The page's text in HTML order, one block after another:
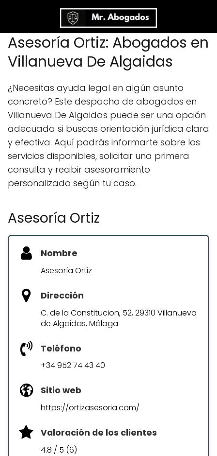
Asesoría Ortiz: Abogados en
Villanueva De Algaidas
¿Necesitas ayuda legal en algún asunto
concreto? Este despacho de abogados en
Villanueva De Algaidas puede ser una opción
adecuada si buscas orientación jurídica clara
y efectiva. Aquí podrás informarte sobre los
servicios disponibles, solicitar una primera
consulta y recibir asesoramiento
personalizado según tu caso.
Asesoría Ortiz
Nombre
Asesoría Ortiz
Dirección
C. de la Constitucion, 52, 29310 Villanueva
de Algaidas, Málaga
Teléfono
+34 952 74 43 40
Sitio web
https://ortizasesoria.com/
Valoración de los clientes
4.8 / 5 (6)